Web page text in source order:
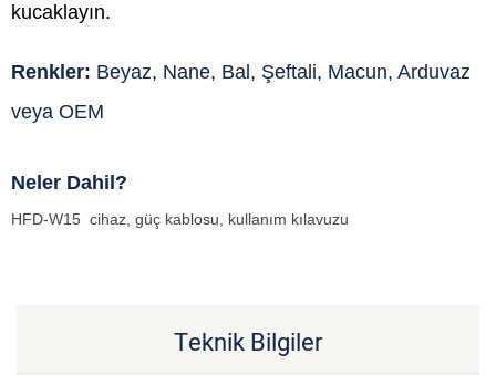
kucaklayın.
Renkler: Beyaz, Nane, Bal, Şeftali, Macun, Arduvaz
veya OEM
Neler Dahil?
HFD-W15 cihaz, güç kablosu, kullanım kılavuzu
Teknik Bilgiler